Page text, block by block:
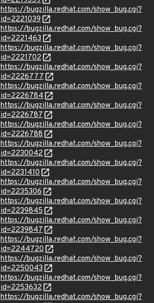
https://bugzilla.redhat.com/show_bug.cgi?
id=2221039
https://bugzilla.redhat.com/show_bug.cgi?
id=2221463
https://bugzilla.redhat.com/show_bug.cgi?
id=2221702
https://bugzilla.redhat.com/show_bug.cgi?
id=2226777
https://bugzilla.redhat.com/show_bug.cgi?
id=2226784
https://bugzilla.redhat.com/show_bug.cgi?
id=2226787
https://bugzilla.redhat.com/show_bug.cgi?
id=2226788
https://bugzilla.redhat.com/show_bug.cgi?
id=2230042
https://bugzilla.redhat.com/show_bug.cgi?
id=2231410
https://bugzilla.redhat.com/show_bug.cgi?
id=2235306
https://bugzilla.redhat.com/show_bug.cgi?
id=2239845
https://bugzilla.redhat.com/show_bug.cgi?
id=2239847
https://bugzilla.redhat.com/show_bug.cgi?
id=2244720
https://bugzilla.redhat.com/show_bug.cgi?
id=2250043
https://bugzilla.redhat.com/show_bug.cgi?
id=2253632
https://bugzilla.redhat.com/show_bug.cgi?